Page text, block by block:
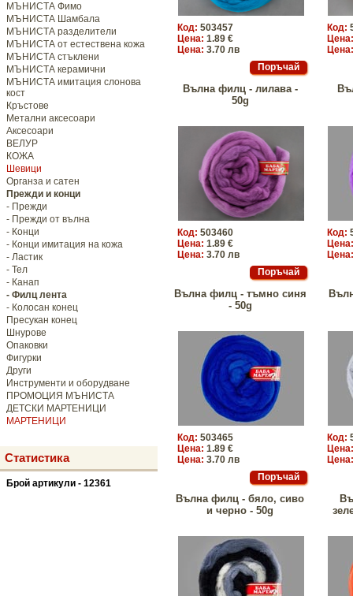
МЪНИСТА Фимо
МЪНИСТА Шамбала
МЪНИСТА разделители
МЪНИСТА от естествена кожа
МЪНИСТА стъклени
МЪНИСТА керамични
МЪНИСТА имитация слонова
кост
Кръстове
Метални аксесоари
Аксесоари
ВЕЛУР
КОЖА
Шевици
Органза и сатен
Прежди и конци
- Прежди
- Прежди от вълна
- Конци
- Конци имитация на кожа
- Ластик
- Тел
- Канап
- Филц лента
- Колосан конец
Пресукан конец
Шнурове
Опаковки
Фигурки
Други
Инструменти и оборудване
ПРОМОЦИЯ МЪНИСТА
ДЕТСКИ МАРТЕНИЦИ
МАРТЕНИЦИ
Статистика
Брой артикули - 12361
Код: 503457
Цена: 1.89 €
Цена: 3.70 лв
Код:
Вълна филц - лилава -
50g
Код: 503460
Цена: 1.89 €
Цена: 3.70 лв
Код:
Вълна филц - тъмно синя
- 50g
Код: 503465
Цена: 1.89 €
Цена: 3.70 лв
Код:
Вълна филц - бяло, сиво
и черно - 50g